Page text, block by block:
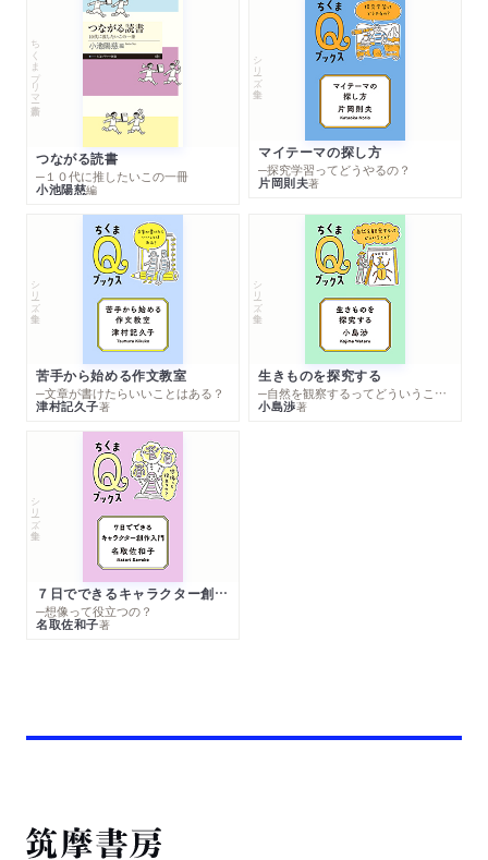
ちくまプリマー新書
つながる読書
─１０代に推したいこの一冊
小池陽慈編
シリーズ・全集
マイテーマの探し方
─探究学習ってどうやるの？
片岡則夫著
シリーズ・全集
苦手から始める作文教室
─文章が書けたらいいことはある？
津村記久子著
シリーズ・全集
生きものを探究する
─自然を観察するってどういうこと？
小島渉著
シリーズ・全集
７日でできるキャラクター創作入門
─想像って役立つの？
名取佐和子著